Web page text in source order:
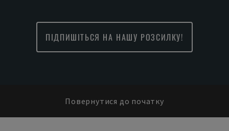
ПІДПИШІТЬСЯ НА НАШУ РОЗСИЛКУ!
Повернутися до початку